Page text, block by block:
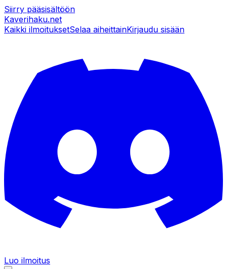
Siirry pääsisältöön
Kaverihaku.net
Kaikki ilmoituksetSelaa aiheittainKirjaudu sisään
Luo ilmoitus